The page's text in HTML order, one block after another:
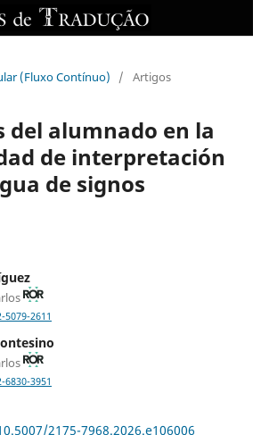
(Fluxo Contínuo)
/ Artigos
del alumnado en la
de interpretación
de signos
2611
3951
2175-7968.2026.e106006